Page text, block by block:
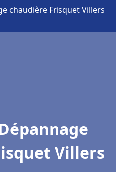
chaudière Frisquet Villers
Villers